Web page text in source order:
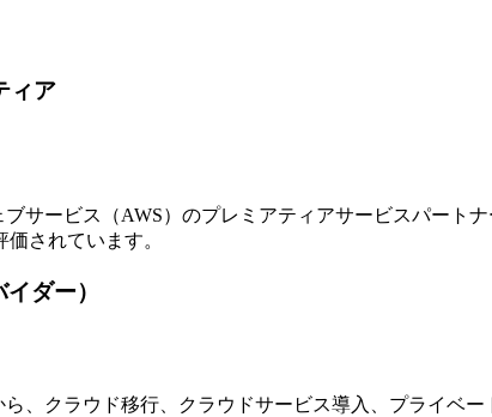
ィア
サービス（AWS）のプレミアティアサービスパート
されています。
ダー）
、クラウド移行、クラウドサービス導入、プライベ